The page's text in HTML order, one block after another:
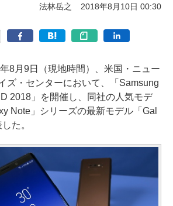
法林岳之 2018年8月10日 00:30
8月9日（現地時間）、米国・ニュー
ズ・センターにおいて、「Samsung
2018」を開催し、同社の人気モデ
Note」シリーズの最新モデル「Gal
た。